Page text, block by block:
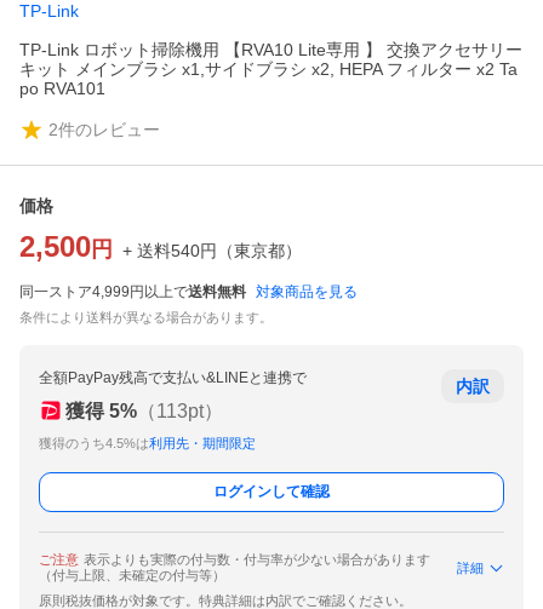
TP-Link
TP-Link ロボット掃除機用 【RVA10 Lite専用 】 交換アクセサリー
キット メインブラシ x1,サイドブラシ x2, HEPA フィルター x2 Ta
po RVA101
2件のレビュー
価格
2,500 円 + 送料540円 （東京都）
同一ストア4,999円以上で送料無料 対象商品を見る
条件により送料が異なる場合があります。
全額PayPay残高で支払い&LINEと連携で
獲得 5% （113pt）
獲得のうち4.5%は利用先・期間限定
内訳
ログインして確認
ご注意 表示よりも実際の付与数・付与率が少ない場合があります
（付与上限、未確定の付与等）
詳細
原則税抜価格が対象です。特典詳細は内訳でご確認ください。